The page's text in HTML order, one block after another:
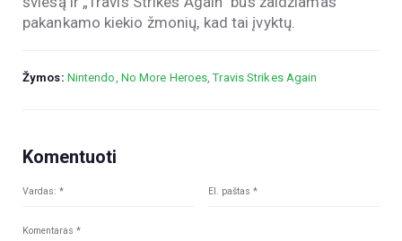
pakankamo kiekio žmonių, kad tai įvyktų.
Žymos: Nintendo No More Heroes ,Travis Strikes Again
Komentuoti